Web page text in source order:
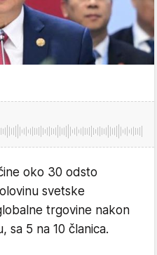
oko 30 odsto
svetske
trgovine nakon
sa 5 na 10 članica.